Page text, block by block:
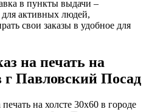
в пункты выдачи –
активных людей,
свои заказы в удобное для
на печать на
г Павловский Посад
на холсте 30х60 в городе